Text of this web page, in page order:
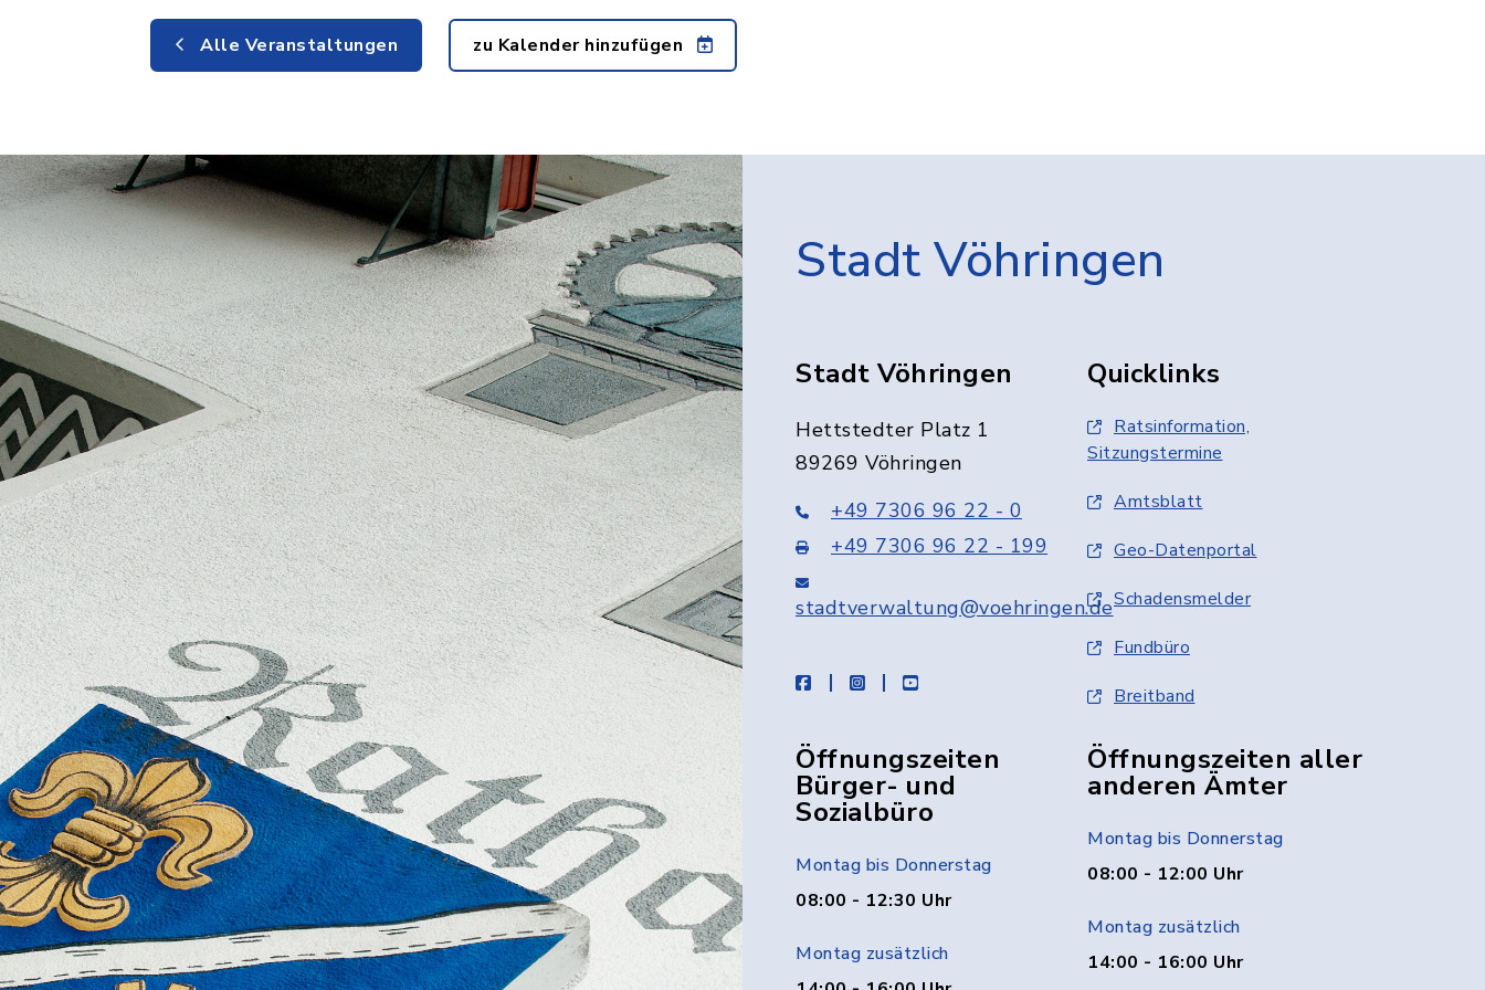
Alle Veranstaltungen zu Kalender hinzufügen
Stadt Vöhringen
Stadt Vöhringen
Hettstedter Platz 1
89269 Vöhringen
+49 7306 96 22 - 0
+49 7306 96 22 - 199
stadtverwaltung@voehringen.de
facebookinstagramyoutube
Quicklinks
Ratsinformation,
Sitzungstermine
Amtsblatt
Geo-Datenportal
Schadensmelder
Fundbüro
Breitband
Öffnungszeiten
Bürger- und
Sozialbüro
Montag bis Donnerstag
08:00 - 12:30 Uhr
Montag zusätzlich
Öffnungszeiten aller
anderen Ämter
Montag bis Donnerstag
08:00 - 12:00 Uhr
Montag zusätzlich
14:00 - 16:00 Uhr